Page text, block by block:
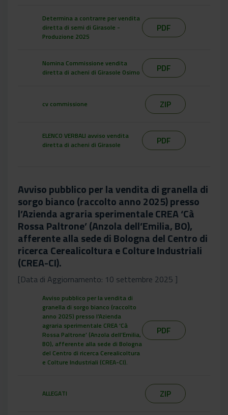
Determina a contrarre per vendita
diretta di semi di Girasole -
Produzione 2025
PDF
Nomina Commissione vendita
diretta di acheni di Girasole Osimo
PDF
cv commissione ZIP
ELENCO VERBALI avviso vendita
diretta di acheni di Girasole
PDF
Avviso pubblico per la vendita di granella di
sorgo bianco (raccolto anno 2025) presso
l’Azienda agraria sperimentale CREA ‘Cà
Rossa Paltrone’ (Anzola dell’Emilia, BO),
afferente alla sede di Bologna del Centro di
ricerca Cerealicoltura e Colture Industriali
(CREA-CI).
[Data di Aggiornamento: 10 settembre 2025 ]
Avviso pubblico per la vendita di
granella di sorgo bianco (raccolto
anno 2025) presso l’Azienda
agraria sperimentale CREA ‘Cà
Rossa Paltrone’ (Anzola dell’Emilia,
BO), afferente alla sede di Bologna
del Centro di ricerca Cerealicoltura
e Colture Industriali (CREA-CI).
PDF
ALLEGATI ZIP